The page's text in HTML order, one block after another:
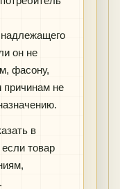
он не
фасону,
причинам не
в
товар